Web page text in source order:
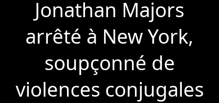
Jonathan Majors
arrêté à New York,
soupçonné de
violences conjugales